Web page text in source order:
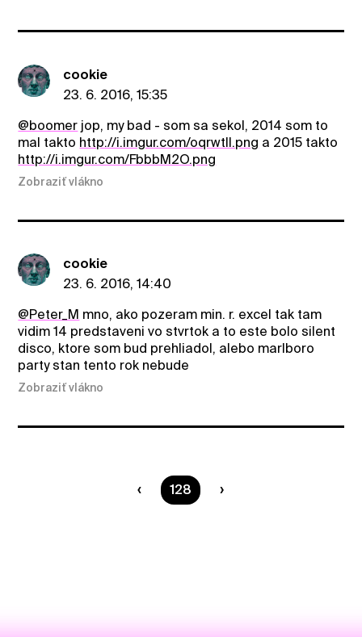
cookie
23. 6. 2016, 15:35
@boomer jop, my bad - som sa sekol, 2014 som to
mal takto http://i.imgur.com/oqrwtll.png a 2015 takto
http://i.imgur.com/FbbbM2O.png
Zobraziť vlákno
cookie
23. 6. 2016, 14:40
@Peter_M mno, ako pozeram min. r. excel tak tam
vidim 14 predstaveni vo stvrtok a to este bolo silent
disco, ktore som bud prehliadol, alebo marlboro
party stan tento rok nebude
Zobraziť vlákno
Ste na strane
128